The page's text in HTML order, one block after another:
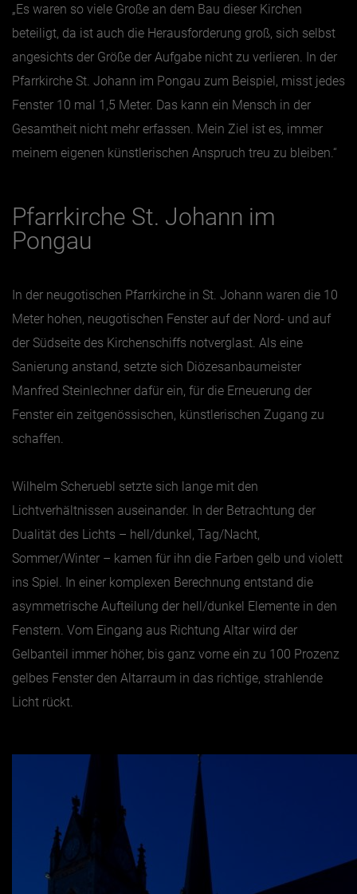
„Es waren so viele Große an dem Bau dieser Kirchen
beteiligt, da ist auch die Herausforderung groß, sich selbst
angesichts der Größe der Aufgabe nicht zu verlieren. In der
Pfarrkirche St. Johann im Pongau zum Beispiel, misst jedes
Fenster 10 mal 1,5 Meter. Das kann ein Mensch in der
Gesamtheit nicht mehr erfassen. Mein Ziel ist es, immer
meinem eigenen künstlerischen Anspruch treu zu bleiben.“
Pfarrkirche St. Johann im
Pongau
In der neugotischen Pfarrkirche in St. Johann waren die 10
Meter hohen, neugotischen Fenster auf der Nord- und auf
der Südseite des Kirchenschiffs notverglast. Als eine
Sanierung anstand, setzte sich Diözesanbaumeister
Manfred Steinlechner dafür ein, für die Erneuerung der
Fenster ein zeitgenössischen, künstlerischen Zugang zu
schaffen.
Wilhelm Scheruebl setzte sich lange mit den
Lichtverhältnissen auseinander. In der Betrachtung der
Dualität des Lichts – hell/dunkel, Tag/Nacht,
Sommer/Winter – kamen für ihn die Farben gelb und violett
ins Spiel. In einer komplexen Berechnung entstand die
asymmetrische Aufteilung der hell/dunkel Elemente in den
Fenstern. Vom Eingang aus Richtung Altar wird der
Gelbanteil immer höher, bis ganz vorne ein zu 100 Prozenz
gelbes Fenster den Altarraum in das richtige, strahlende
Licht rückt.